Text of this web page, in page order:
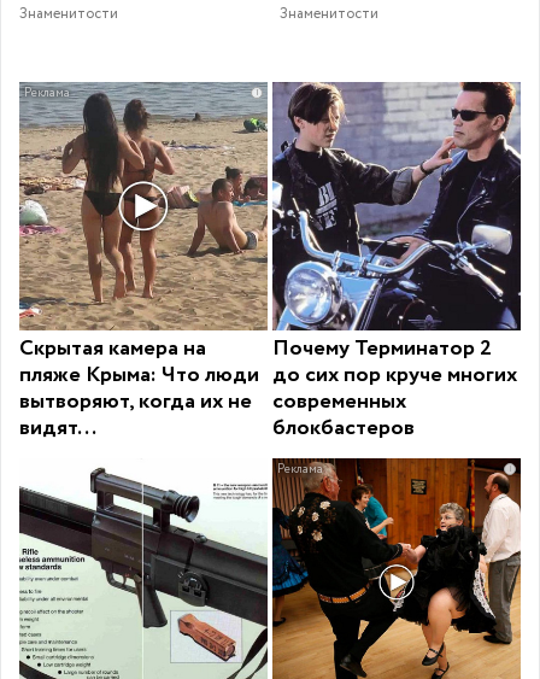
Знаменитости Знаменитости
i
Скрытая камера на
пляже Крыма: Что люди
вытворяют, когда их не
видят...
Почему Терминатор 2
до сих пор круче многих
современных
блокбастеров
i